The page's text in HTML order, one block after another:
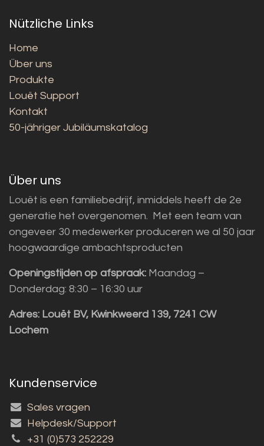
Nützliche Links
Home
Über uns
Produkte
Louët Support
Kontakt
50-jähriger Jubiläumskatalog
Über uns
Louët is een familiebedrijf, inmiddels heeft de 2e
generatie het overgenomen. Met een team van
ongeveer 30 medewerker produceren we al 50 jaar
hoogwaardige ambachtsproducten
Openingstijden op afspraak: Maandag –
Donderdag: 8:30 – 16:30 uur
Adres: Louët BV, Kwinkweerd 139, 7241 CW
Lochem
Kundenservice
Sales vragen
Helpdesk/Support
+31 (0)573 252229